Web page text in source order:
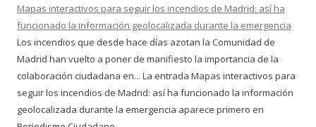
Mapas interactivos para seguir los incendios de Madrid: así ha
funcionado la información geolocalizada durante la emergencia
Los incendios que desde hace días azotan la Comunidad de
Madrid han vuelto a poner de manifiesto la importancia de la
colaboración ciudadana en... La entrada Mapas interactivos para
seguir los incendios de Madrid: así ha funcionado la información
geolocalizada durante la emergencia aparece primero en